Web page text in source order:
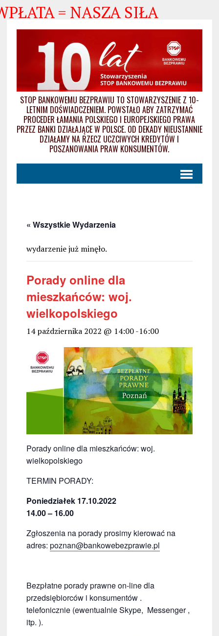
= NASZA SIŁA
STOP BANKOWEMU BEZPRAWIU TO STOWARZYSZENIE Z 10-
LETNIM DOŚWIADCZENIEM. POWSTAŁO ABY ZATRZYMAĆ
PROCEDER ŁAMANIA POLSKIEGO I EUROPEJSKIEGO PRAWA
PRZEZ BANKI DZIAŁAJĄCE W POLSCE. OD DEKADY NIEUSTANNIE
DZIAŁAMY NA RZECZ UCZCIWYCH KREDYTÓW I
POSZANOWANIA PRAW KONSUMENTÓW.
« Wszystkie Wydarzenia
wydarzenie już minęło.
Porady online dla
mieszkańców: woj.
wielkopolskiego
14 października 2022 @ 14:00-16:00
Porady online dla mieszkańców: woj.
wielkopolskiego
TERMIN PORADY:
Poniedziałek 17.10.2022
14.00 – 16.00
Zgłoszenia na porady prosimy kierować na
adres: poznan@bankowebezprawie.pl
Bezpłatne porady prawne on-line dla
przedsiębiorców i konsumentów .
telefonicznie (ewentualnie Skype, Messenger ,
itp. ).